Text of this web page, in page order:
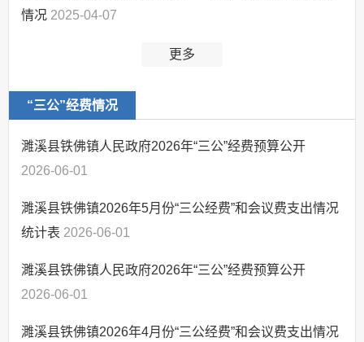
农村五保供养补助
活救助
政策与标准
分配结果
应急管理
理结果
权力运行结果
人口与计生
情况 2025-04-07
更多
“三公”经费情况
濉溪县铁佛镇人民政府2026年“三公”经费预算公开
2026-06-01
濉溪县铁佛镇2026年5月份“三公经费”和会议费支出情况
统计表 2026-06-01
濉溪县铁佛镇人民政府2026年“三公”经费预算公开
2026-06-01
濉溪县铁佛镇2026年4月份“三公经费”和会议费支出情况